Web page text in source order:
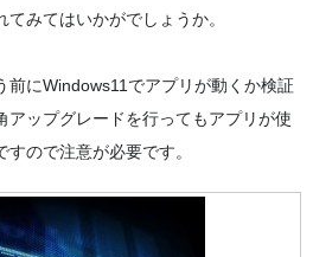
みてはいかがでしょうか。
前にWindows11でアプリが動くか検証
アップグレードを行ってもアプリが使
ので注意が必要です。